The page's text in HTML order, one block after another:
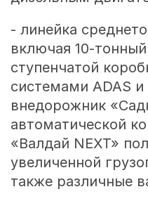
- линейка
включая 10-
ступенчатой
системами ADAS
внедорожник
автоматической
«Валдай NEXT»
увеличенной
также различные